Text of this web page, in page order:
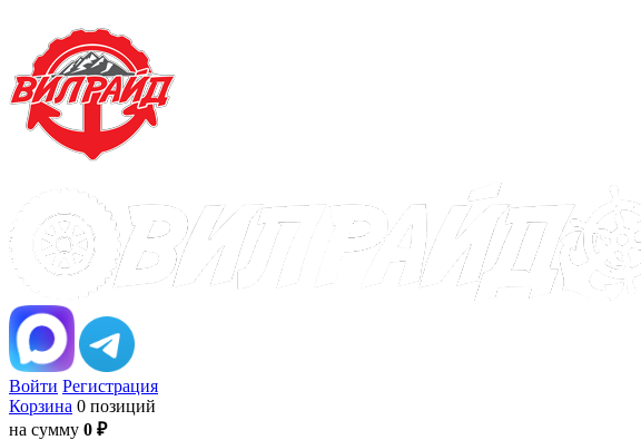
Войти Регистрация
Корзина 0 позиций
на сумму 0 ₽